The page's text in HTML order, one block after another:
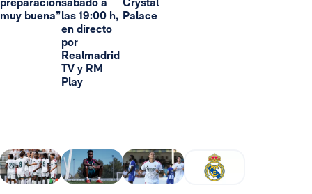
muy buena”las 19:00 h,
en directo
por
Realmadrid
TV y RM
Play
Palace